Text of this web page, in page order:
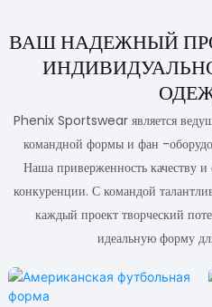
ВАШ НАДЕЖНЫЙ
Phenix Sportswear является
командной формы и фан -
Наша приверженность качеству
конкуренции. С командой
каждый проект творческий
идеальную форму